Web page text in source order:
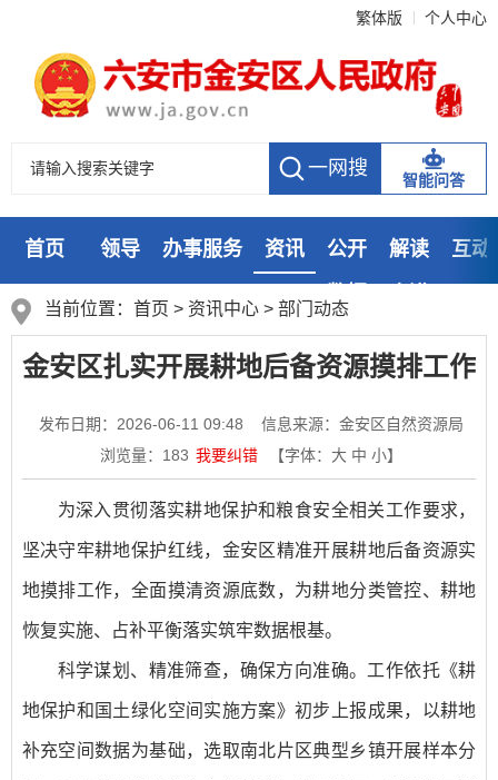
繁体版 个人中心
智能问答
首页 领导 办事服务 资讯 公开 解读
互动
当前位置： 首页 > 资讯中心 > 部门动态
金安区扎实开展耕地后备资源摸排工作
发布日期：2026-06-11 09:48
信息来源：金安区自然资源局
浏览量： 183 我要纠错 【字体： 大 中 小】
为深入贯彻落实耕地保护和粮食安全相关工作要求，
坚决守牢耕地保护红线，金安区精准开展耕地后备资源实
地摸排工作，全面摸清资源底数，为耕地分类管控、耕地
恢复实施、占补平衡落实筑牢数据根基。
科学谋划、精准筛查，确保方向准确。工作依托《耕
地保护和国土绿化空间实施方案》初步上报成果，以耕地
补充空间数据为基础，选取南北片区典型乡镇开展样本分